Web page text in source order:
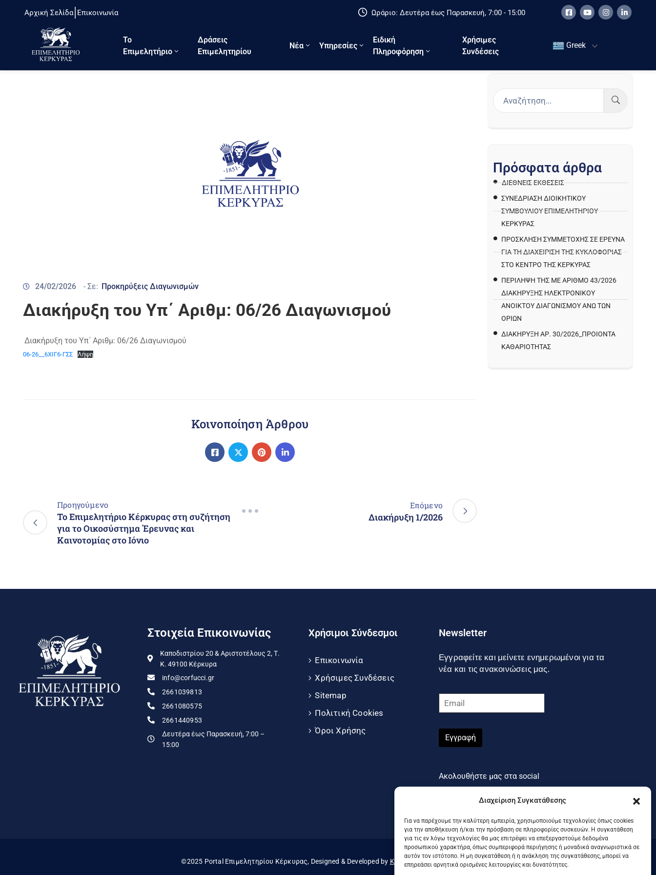
Διαχείριση Συγκατάθεσης
Για να παρέχουμε την καλύτερη εμπειρία, χρησιμοποιούμε τεχνολογίες όπως cookies
για την αποθήκευση ή/και την πρόσβαση σε πληροφορίες συσκευών. Η συγκατάθεση
για τις εν λόγω τεχνολογίες θα μας επιτρέψει να επεξεργαστούμε δεδομένα
προσωπικού χαρακτήρα, όπως συμπεριφορά περιήγησης ή μοναδικά αναγνωριστικά σε
αυτόν τον ιστότοπο. Η μη συγκατάθεση ή η ανάκληση της συγκατάθεσης, μπορεί να
επηρεάσει αρνητικά ορισμένες λειτουργίες και δυνατότητες.
Αρχική Σελίδα Επικοινωνία Ωράριο: Δευτέρα έως Παρασκευή, 7:00 - 15:00
Το
Eπιμελητήριο
Δράσεις
Επιμελητηρίου
Νέα Υπηρεσίες
Ειδική
Πληροφόρηση
Χρήσιμες
Συνδέσεις
Greek
24/02/2026 - Σε: Προκηρύξεις Διαγωνισμών
Διακήρυξη του Υπ΄ Αριθμ: 06/26 Διαγωνισμού
Διακήρυξη του Υπ΄ Αριθμ: 06/26 Διαγωνισμού
06-26__6ΧΙΓ6-ΓΣΣ Λήψη
Κοινοποίηση Άρθρου
Προηγούμενο
Το Επιμελητήριο Κέρκυρας στη συζήτηση
για το Οικοσύστημα Έρευνας και
Καινοτομίας στο Ιόνιο
Επόμενο
Διακήρυξη 1/2026
Πρόσφατα άρθρα
ΔΙΕΘΝΕΙΣ ΕΚΘΕΣΕΙΣ
ΣΥΝΕΔΡΙΑΣΗ ΔΙΟΙΚΗΤΙΚΟΥ
ΣΥΜΒΟΥΛΙΟΥ ΕΠΙΜΕΛΗΤΗΡΙΟΥ
ΚΕΡΚΥΡΑΣ
ΠΡΌΣΚΛΗΣΗ ΣΥΜΜΕΤΟΧΉΣ ΣΕ ΈΡΕΥΝΑ
ΓΙΑ ΤΗ ΔΙΑΧΕΊΡΙΣΗ ΤΗΣ ΚΥΚΛΟΦΟΡΊΑΣ
ΣΤΟ ΚΈΝΤΡΟ ΤΗΣ ΚΈΡΚΥΡΑΣ
ΠΕΡΙΛΗΨΗ ΤΗΣ ΜΕ ΑΡΙΘΜΟ 43/2026
ΔΙΑΚΗΡΥΞΗΣ ΗΛΕΚΤΡΟΝΙΚΟΥ
ΑΝΟΙΚΤΟΥ ΔΙΑΓΩΝΙΣΜΟΥ ΑΝΩ ΤΩΝ
ΟΡΙΩΝ
ΔΙΑΚΉΡΥΞΗ ΑΡ. 30/2026_ΠΡΟΙΌΝΤΑ
ΚΑΘΑΡΙΌΤΗΤΑΣ
Στοιχεία Επικοινωνίας
Καποδιστρίου 20 & Αριστοτέλους 2, Τ.
Κ. 49100 Κέρκυρα
info@corfucci.gr
2661039813
2661080575
2661440953
Δευτέρα έως Παρασκευή, 7:00 –
15:00
Χρήσιμοι Σύνδεσμοι
Επικοινωνία
Χρήσιμες Συνδέσεις
Sitemap
Πολιτική Cookies
Όροι Χρήσης
Newsletter
Εγγραφείτε και μείνετε ενημερωμένοι για τα
νέα και τις ανακοινώσεις μας.
Εγγραφή
Ακολουθήστε μας στα social
©2025 Portal Επιμελητηρίου Κέρκυρας, Designed & Developed by Knowledge A.E.